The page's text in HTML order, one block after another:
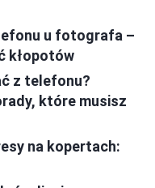
u fotografa –
kłopotów
z telefonu?
które musisz
na kopertach: